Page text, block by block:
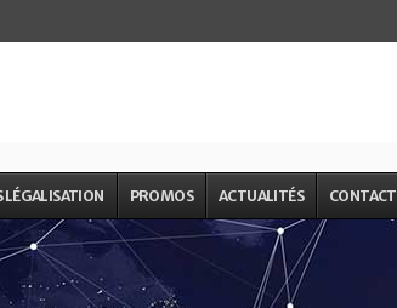
LÉGALISATION PROMOS ACTUALITÉS CONTACT